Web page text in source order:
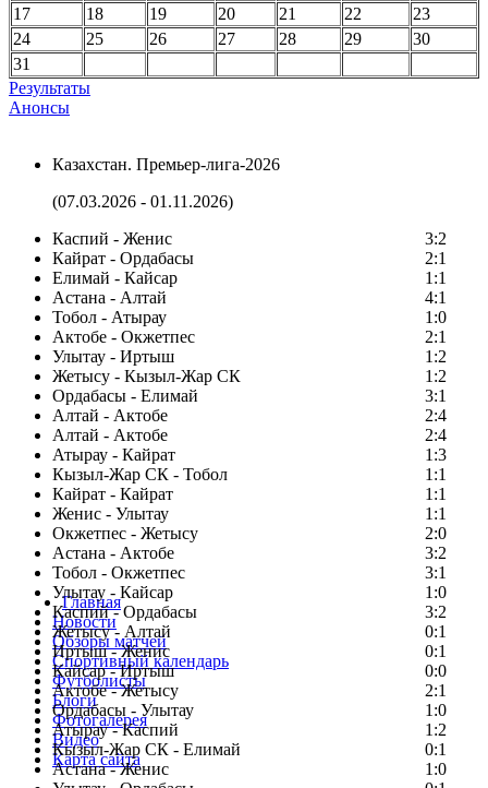
17
18 19 20 21 22
23
24
25 26 27 28 29
30
31
Результаты
Анонсы
Казахстан. Премьер-лига-2026
(07.03.2026 - 01.11.2026)
Каспий - Женис
3:2
Кайрат - Ордабасы
2:1
Елимай - Кайсар
1:1
Астана - Алтай
4:1
Тобол - Атырау
1:0
Актобе - Окжетпес
2:1
Улытау - Иртыш
1:2
Жетысу - Кызыл-Жар СК
1:2
Ордабасы - Елимай
3:1
Алтай - Актобе
2:4
Алтай - Актобе
2:4
Атырау - Кайрат
1:3
Кызыл-Жар СК - Тобол
1:1
Кайрат - Кайрат
1:1
Женис - Улытау
1:1
Окжетпес - Жетысу
2:0
Астана - Актобе
3:2
Тобол - Окжетпес
3:1
Улытау - Кайсар
1:0
Каспий - Ордабасы
3:2
Жетысу - Алтай
0:1
Иртыш - Женис
0:1
Кайсар - Иртыш
0:0
Актобе - Жетысу
2:1
Ордабасы - Улытау
1:0
Атырау - Каспий
1:2
Кызыл-Жар СК - Елимай
0:1
Астана - Женис
1:0
Главная
Новости
Обзоры матчей
Спортивный календарь
Футболисты
Блоги
Фотогалерея
Видео
Карта сайта